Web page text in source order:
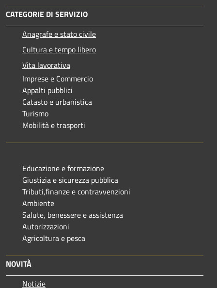
CATEGORIE DI SERVIZIO
Anagrafe e stato civile
Cultura e tempo libero
Vita lavorativa
Imprese e Commercio
Appalti pubblici
Catasto e urbanistica
Turismo
Mobilità e trasporti
Educazione e formazione
Giustizia e sicurezza pubblica
Tributi,finanze e contravvenzioni
Ambiente
Salute, benessere e assistenza
Autorizzazioni
Agricoltura e pesca
NOVITÀ
Notizie